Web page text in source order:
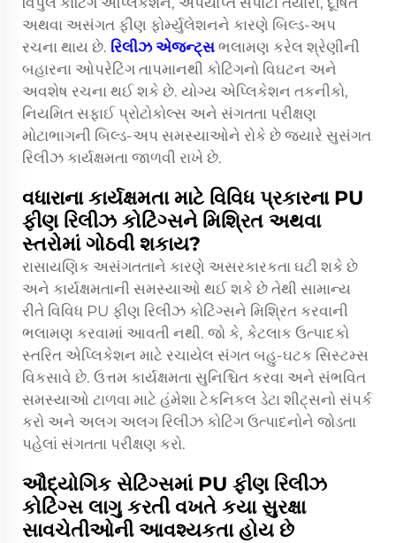
અથવા અસંગત ફીણ ફોર્મ્યુલેશનને કારણે બિલ્ડ-અપ
રચના થાય છે. રિલીઝ એજન્ટ્સ ભલામણ કરેલ શ્રેણીની
બહારના ઓપરેટિંગ તાપમાનથી કોટિંગનો વિઘટન અને
અવશેષ રચના થઈ શકે છે. યોગ્ય એપ્લિકેશન તકનીકો,
નિયમિત સફાઈ પ્રોટોકોલ્સ અને સંગતતા પરીક્ષણ
મોટાભાગની બિલ્ડ-અપ સમસ્યાઓને રોકે છે જ્યારે સુસંગત
રિલીઝ કાર્યક્ષમતા જાળવી રાખે છે.
વધારાના કાર્યક્ષમતા માટે વિવિધ પ્રકારના PU
ફીણ રિલીઝ કોટિંગ્સને મિશ્રિત અથવા
સ્તરોમાં ગોઠવી શકાય?
રાસાયણિક અસંગતતાને કારણે અસરકારકતા ઘટી શકે છે
અને કાર્યક્ષમતાની સમસ્યાઓ થઈ શકે છે તેથી સામાન્ય
રીતે વિવિધ PU ફીણ રિલીઝ કોટિંગ્સને મિશ્રિત કરવાની
ભલામણ કરવામાં આવતી નથી. જો કે, કેટલાક ઉત્પાદકો
સ્તરિત એપ્લિકેશન માટે રચાયેલ સંગત બહુ-ઘટક સિસ્ટમ્સ
વિકસાવે છે. ઉત્તમ કાર્યક્ષમતા સુનિશ્ચિત કરવા અને સંભવિત
સમસ્યાઓ ટાળવા માટે હંમેશા ટેકનિકલ ડેટા શીટ્સનો સંપર્ક
કરો અને અલગ અલગ રિલીઝ કોટિંગ ઉત્પાદનોને જોડતા
પહેલાં સંગતતા પરીક્ષણ કરો.
ઔદ્યોગિક સેટિંગ્સમાં PU ફીણ રિલીઝ
કોટિંગ્સ લાગુ કરતી વખતે કયા સુરક્ષા
સાવચેતીઓની આવશ્યકતા હોય છે